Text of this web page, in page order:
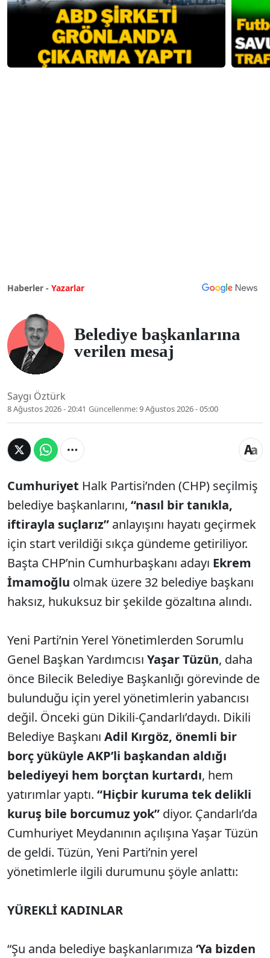
Haberler - Yazarlar
Belediye başkanlarına
verilen mesaj
Saygı Öztürk
8 Ağustos 2026 - 20:41 Güncellenme:9 Ağustos 2026 - 05:00
Cumhuriyet Halk Partisi’nden (CHP) seçilmiş
belediye başkanlarını, “nasıl bir tanıkla,
iftirayla suçlarız” anlayışını hayatı geçirmek
için start verildiği sıkça gündeme getiriliyor.
Başta CHP’nin Cumhurbaşkanı adayı Ekrem
İmamoğlu olmak üzere 32 belediye başkanı
haksız, hukuksuz bir şekilde gözaltına alındı.
Yeni Parti’nin Yerel Yönetimlerden Sorumlu
Genel Başkan Yardımcısı Yaşar Tüzün, daha
önce Bilecik Belediye Başkanlığı görevinde de
bulunduğu için yerel yönetimlerin yabancısı
değil. Önceki gün Dikili-Çandarlı’daydı. Dikili
Belediye Başkanı Adil Kırgöz, önemli bir
borç yüküyle AKP’li başkandan aldığı
belediyeyi hem borçtan kurtardı, hem
yatırımlar yaptı. “Hiçbir kuruma tek delikli
kuruş bile borcumuz yok” diyor. Çandarlı’da
Cumhuriyet Meydanının açılışına Yaşar Tüzün
de geldi. Tüzün, Yeni Parti’nin yerel
yönetimlerle ilgili durumunu şöyle anlattı:
YÜREKLİ KADINLAR
“Şu anda belediye başkanlarımıza ‘Ya bizden